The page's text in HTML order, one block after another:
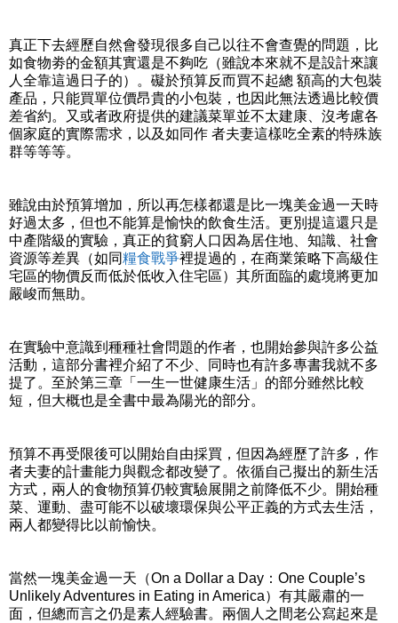
真正下去經歷自然會發現很多自己以往不會查覺的問題，比
如食物劵的金額其實還是不夠吃（雖說本來就不是設計來讓
人全靠這過日子的）。礙於預算反而買不起總 額高的大包裝
產品，只能買單位價昂貴的小包裝，也因此無法透過比較價
差省約。又或者政府提供的建議菜單並不太建康、沒考慮各
個家庭的實際需求，以及如同作 者夫妻這樣吃全素的特殊族
群等等等。
雖說由於預算增加，所以再怎樣都還是比一塊美金過一天時
好過太多，但也不能算是愉快的飲食生活。更別提這還只是
中產階級的實驗，真正的貧窮人口因為居住地、知識、社會
資源等差異（如同糧食戰爭裡提過的，在商業策略下高級住
宅區的物價反而低於低收入住宅區）其所面臨的處境將更加
嚴峻而無助。
在實驗中意識到種種社會問題的作者，也開始參與許多公益
活動，這部分書裡介紹了不少、同時也有許多專書我就不多
提了。至於第三章「一生一世健康生活」的部分雖然比較
短，但大概也是全書中最為陽光的部分。
預算不再受限後可以開始自由採買，但因為經歷了許多，作
者夫妻的計畫能力與觀念都改變了。依循自己擬出的新生活
方式，兩人的食物預算仍較實驗展開之前降低不少。開始種
菜、運動、盡可能不以破壞環保與公平正義的方式去生活，
兩人都變得比以前愉快。
當然一塊美金過一天（On a Dollar a Day：One Couple’s
Unlikely Adventures in Eating in America）有其嚴肅的一
面，但總而言之仍是素人經驗書。兩個人之間老公寫起來是